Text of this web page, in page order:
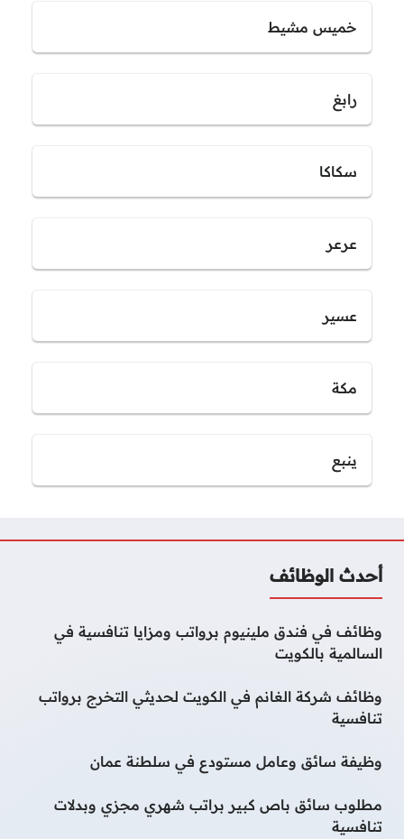
خميس مشيط
رابغ
سكاكا
عرعر
عسير
مكة
ينبع
أحدث الوظائف
وظائف في فندق ملينيوم برواتب ومزايا تنافسية في
السالمية بالكويت
وظائف شركة الغانم في الكويت لحديثي التخرج برواتب
تنافسية
وظيفة سائق وعامل مستودع في سلطنة عمان
مطلوب سائق باص كبير براتب شهري مجزي وبدلات
تنافسية